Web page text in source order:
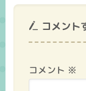
コメント
コメント ※